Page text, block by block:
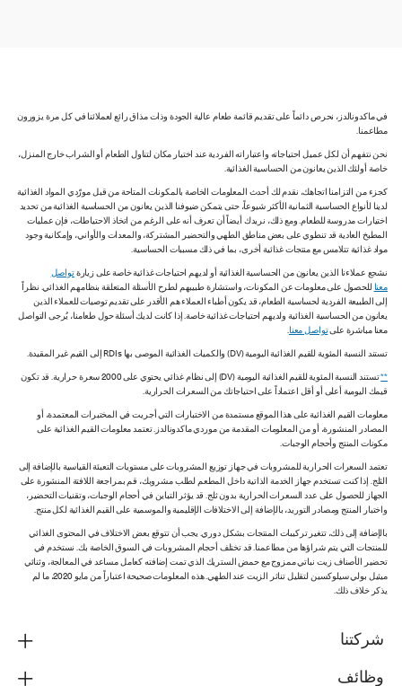
في ماكدونالدز، نحرص دائماً على تقديم قائمة طعام عالية الجودة وذات مذاق رائع لعملائنا في كل مرة يزورون
مطاعمنا.
نحن نتفهم أن لكل عميل احتياجاته واعتباراته الفردية عند اختيار مكان لتناول الطعام أو الشراب خارج المنزل،
خاصة أولئك الذين يعانون من الحساسية الغذائية.
كجزء من التزامنا اتجاهك، نقدم لك أحدث المعلومات الخاصة بالمكونات المتاحة من قبل مورّدي المواد الغذائية
لدينا لأنواع الحساسية الثمانية الأكثر شيوعاً، حتى يتمكن ضيوفنا الذين يعانون من الحساسية الغذائية من تحديد
اختيارات مدروسة للطعام. ومع ذلك، نريدك أيضاً أن تعرف أنه على الرغم من اتخاذ الاحتياطات، فإن عمليات
المطبخ العادية قد تنطوي على بعض مناطق الطهي والتحضير المشتركة، والمعدات والأواني، وإمكانية وجود
مواد غذائية تتلامس مع منتجات غذائية أخرى، بما في ذلك مسببات الحساسية.
نشجع عملاءنا الذين يعانون من الحساسية الغذائية أو لديهم احتياجات غذائية خاصة على زيارةتواصل
معنا للحصول على معلومات عن المكونات، واستشارة طبيبهم لطرح الأسئلة المتعلقة بنظامهم الغذائي. نظراً
إلى الطبيعة الفردية لحساسية الطعام، قد يكون أطباء العملاء هم الأقدر على تقديم توصيات للعملاء الذين
يعانون من الحساسية الغذائية ولديهم احتياجات غذائية خاصة. إذا كانت لديك أسئلة حول طعامنا، يُرجى التواصل
معنا مباشرة علىتواصل معنا.
تستند النسبة المئوية للقيم الغذائية اليومية (DV) والكميات الغذائية الموصى بها RDIs إلى القيم غير المقيدة.
**
تستند النسبة المئوية للقيم الغذائية اليومية (DV) إلى نظام غذائي يحتوي على 2000 سعرة حرارية. قد تكون
قيمك اليومية أعلى أو أقل اعتماداً على احتياجاتك من السعرات الحرارية.
معلومات القيم الغذائية على هذا الموقع مستمدة من الاختبارات التي أجريت في المختبرات المعتمدة، أو
المصادر المنشورة، أو من المعلومات المقدمة من موردي ماكدونالدز. تعتمد معلومات القيم الغذائية على
مكونات المنتج وأحجام الوجبات.
تعتمد السعرات الحرارية للمشروبات في جهاز توزيع المشروبات على مستويات التعبئة القياسية بالإضافة إلى
الثلج. إذا كنت تستخدم جهاز الخدمة الذاتية داخل المطعم لطلب مشروبك، قم بمراجعة اللافتة المنشورة على
الجهاز للحصول على عدد السعرات الحرارية بدون ثلج. قد يؤثر التباين في أحجام الوجبات، وتقنيات التحضير،
واختبار المنتج ومصادر التوريد، بالإضافة إلى الاختلافات الإقليمية والموسمية على القيم الغذائية لكل منتج.
بالإضافة إلى ذلك، تتغير تركيبات المنتجات بشكل دوري. يجب أن تتوقع بعض الاختلاف في المحتوى الغذائي
للمنتجات التي يتم شراؤها من مطاعمنا. قد تختلف أحجام المشروبات في السوق الخاصة بك. نستخدم في
تحضير الأصناف زيت نباتي ممزوج مع حمض الستريك الذي تمت إضافته كعامل مساعد في المعالجة، وثنائي
ميثيل بولي سيلوكسين لتقليل تناثر الزيت عند الطهي. هذه المعلومات صحيحة اعتباراً من مايو 2020، ما لم
يذكر خلاف ذلك.
شركتنا
وظائف